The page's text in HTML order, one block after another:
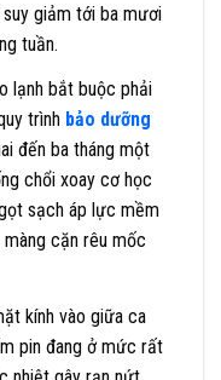
giảm tới ba mươi
tuần.
lạnh bắt buộc phải
trình bảo dưỡng
đến ba tháng một
chổi xoay cơ học
sạch áp lực mềm
cặn rêu mốc
kính vào giữa ca
pin đang ở mức rất